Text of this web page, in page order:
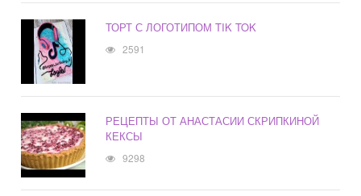
ТОРТ С ЛОГОТИПОМ TIK TOK
2591
РЕЦЕПТЫ ОТ АНАСТАСИИ СКРИПКИНОЙ
КЕКСЫ
9298